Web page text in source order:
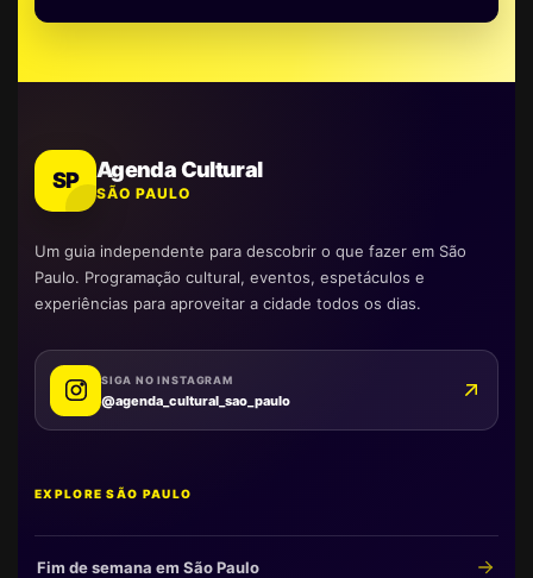
SP Agenda Cultural
SÃO PAULO
Um guia independente para descobrir o que fazer em São
Paulo. Programação cultural, eventos, espetáculos e
experiências para aproveitar a cidade todos os dias.
SIGA NO INSTAGRAM
@agenda_cultural_sao_paulo
EXPLORE SÃO PAULO
Fim de semana em São Paulo